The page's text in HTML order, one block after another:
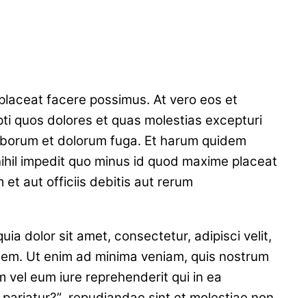
facere possimus. At vero eos et
quos dolores et quas molestias excepturi
et dolorum fuga. Et harum quidem
impedit quo minus id quod maxime placeat
et aut officiis debitis aut rerum
dolor sit amet, consectetur, adipisci velit,
Ut enim ad minima veniam, quis nostrum
vel eum iure reprehenderit qui in ea